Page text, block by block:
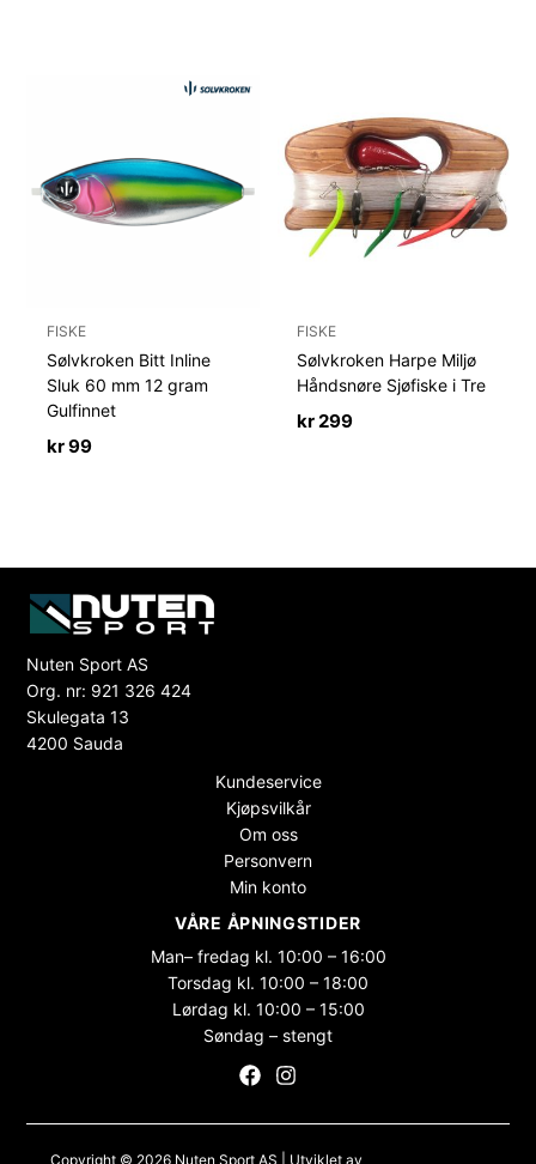
FISKE
Sølvkroken Bitt Inline
Sluk 60 mm 12 gram
Gulfinnet
kr99
FISKE
Sølvkroken Harpe Miljø
Håndsnøre Sjøfiske i Tre
kr 299
Nuten Sport AS
Org. nr: 921 326 424
Skulegata 13
4200 Sauda
Kundeservice
Kjøpsvilkår
Om oss
Personvern
Min konto
VÅRE ÅPNINGSTIDER
Man– fredag kl. 10:00 – 16:00
Torsdag kl. 10:00 – 18:00
Lørdag kl. 10:00 – 15:00
Søndag – stengt
Copyright © 2026 Nuten Sport AS | Utviklet av